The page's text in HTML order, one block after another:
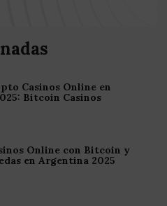
Casinos Online en
Bitcoin Casinos
Online con Bitcoin y
en Argentina 2025